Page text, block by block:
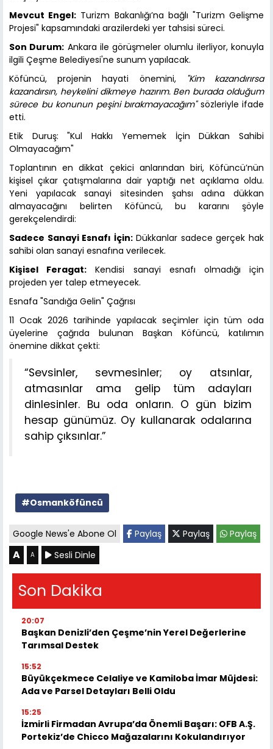
Mevcut Engel: Turizm Bakanlığı’na bağlı "Turizm Gelişme
Projesi" kapsamındaki arazilerdeki yer tahsisi süreci.
Son Durum: Ankara ile görüşmeler olumlu ilerliyor, konuyla
ilgili Çeşme Belediyesi'ne sunum yapılacak.
Köfüncü, projenin hayati önemini,
"Kim kazandırırsa
kazandırsın, heykelini dikmeye hazırım. Ben burada olduğum
sürece bu konunun peşini bırakmayacağım"sözleriyle ifade
etti.
Etik Duruş: "Kul Hakkı Yememek İçin Dükkan Sahibi
Olmayacağım"
Toplantının en dikkat çekici anlarından biri, Köfüncü’nün
kişisel çıkar çatışmalarına dair yaptığı net açıklama oldu.
Yeni yapılacak sanayi sitesinden şahsı adına dükkan
almayacağını belirten Köfüncü, bu kararını şöyle
gerekçelendirdi:
Sadece Sanayi Esnafı İçin:Dükkanlar sadece gerçek hak
sahibi olan sanayi esnafına verilecek.
Kişisel Feragat: Kendisi sanayi esnafı olmadığı için
projeden yer talep etmeyecek.
Esnafa "Sandığa Gelin" Çağrısı
11 Ocak 2026 tarihinde yapılacak seçimler için tüm oda
üyelerine çağrıda bulunan Başkan Köfüncü, katılımın
önemine dikkat çekti:
“Sevsinler, sevmesinler; oy atsınlar,
atmasınlar ama gelip tüm adayları
dinlesinler. Bu oda onların. O gün bizim
hesap günümüz. Oy kullanarak odalarına
sahip çıksınlar.”
#Osmanköfüncü
Google News'e Abone Ol Paylaş Paylaş Paylaş
A A Sesli Dinle
Son Dakika
20:07
Başkan Denizli’den Çeşme’nin Yerel Değerlerine
Tarımsal Destek
15:52
Büyükçekmece Celaliye ve Kamiloba İmar Müjdesi:
Ada ve Parsel Detayları Belli Oldu
15:25
İzmirli Firmadan Avrupa’da Önemli Başarı: OFB A.Ş.
Portekiz’de Chicco Mağazalarını Kokulandırıyor